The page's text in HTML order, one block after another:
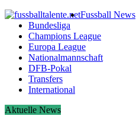
Fussball News
Bundesliga
Champions League
Europa League
Nationalmannschaft
DFB-Pokal
Transfers
International
Aktuelle News